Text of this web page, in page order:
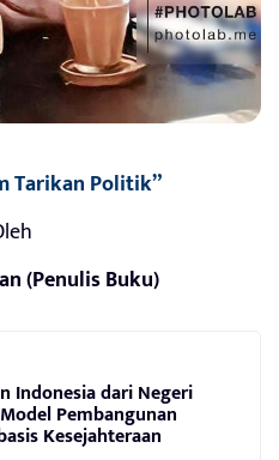
Tarikan Politik”
(Penulis Buku)
Indonesia dari Negeri
Pembangunan
Kesejahteraan